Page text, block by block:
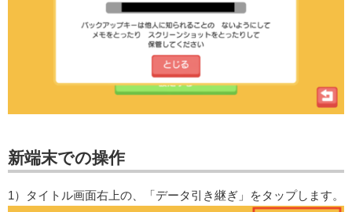
新端末での操作
1）タイトル画面右上の、「データ引き継ぎ」をタップします。